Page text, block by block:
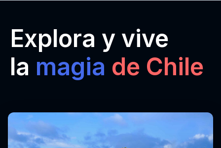
Explora y vive
la magia de Chile